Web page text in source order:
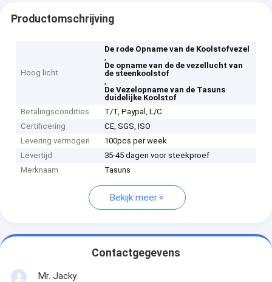
Productomschrijving
Hoog licht
De rode Opname van de Koolstofvezel
,
De opname van de de vezellucht van
de steenkoolstof
,
De Vezelopname van de Tasuns
duidelijke Koolstof
Betalingscondities
T/T, Paypal, L/C
Certificering
CE, SGS, ISO
Levering vermogen
100pcs per week
Levertijd
35-45 dagen voor steekproef
Merknaam
Tasuns
Bekijk meer
Contactgegevens
Mr. Jacky